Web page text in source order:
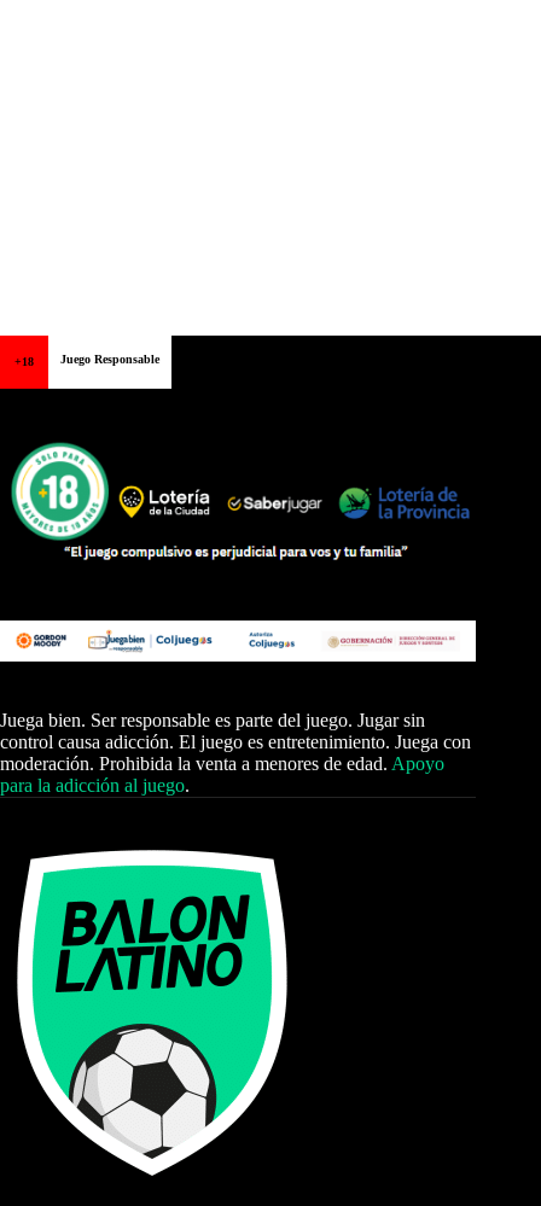
+18 Juego Responsable
Juega bien. Ser responsable es parte del juego. Jugar sin
control causa adicción. El juego es entretenimiento. Juega con
moderación. Prohibida la venta a menores de edad. Apoyo
para la adicción al juego.